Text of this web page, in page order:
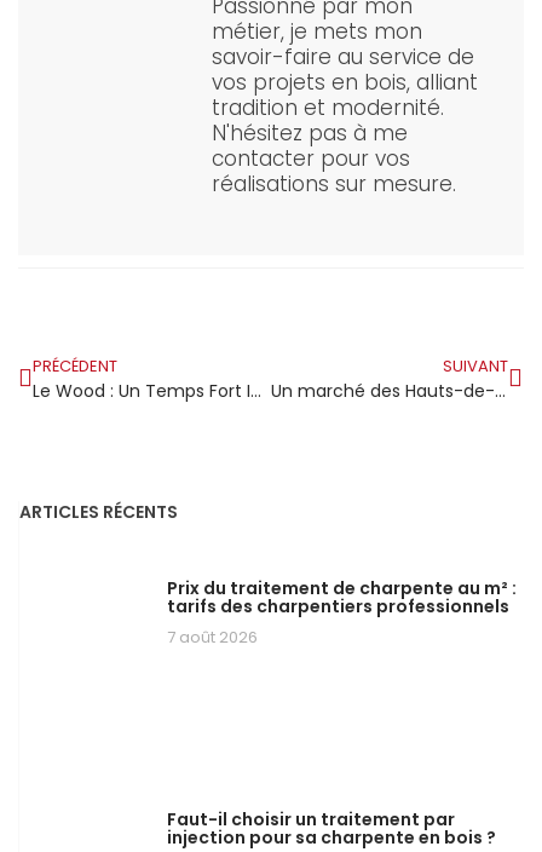
métier, je mets mon
savoir-faire au service de
vos projets en bois, alliant
tradition et modernité.
N'hésitez pas à me
contacter pour vos
réalisations sur mesure.
PRÉCÉDENT
Le Wood : Un Temps Fort Incontournable au Forum Bois Construction au Grand Palais
SUIVANT
Un marché des Hauts-de-Seine s’illustre par une magnifique charpente en bois aux formes courbes
ARTICLES RÉCENTS
Prix du traitement de charpente au m² :
tarifs des charpentiers professionnels
7 août 2026
Faut-il choisir un traitement par
injection pour sa charpente en bois ?